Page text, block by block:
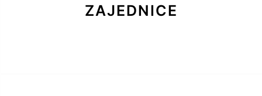
ZAJEDNICE